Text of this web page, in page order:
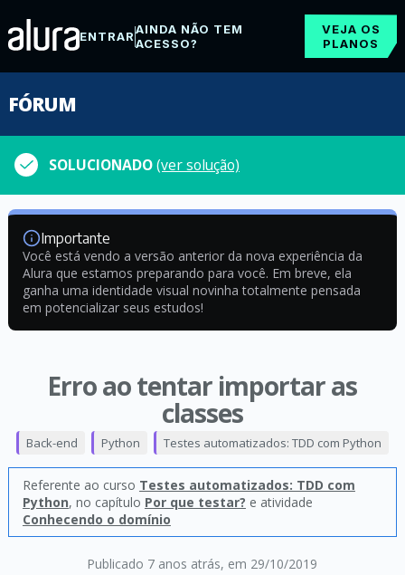
ENTRARAINDA NÃO TEM
ACESSO?
VEJA OS
PLANOS
FÓRUM
SOLUCIONADO(ver solução)
Importante
Você está vendo a versão anterior da nova experiência da
Alura que estamos preparando para você. Em breve, ela
ganha uma identidade visual novinha totalmente pensada
em potencializar seus estudos!
Erro ao tentar importar as
classes
Publicado 7 anos atrás, em 29/10/2019
Back-end Python Testes automatizados: TDD com Python
Referente ao curso Testes automatizados: TDD com
Python, no capítulo Por que testar? e atividade
Conhecendo o domínio